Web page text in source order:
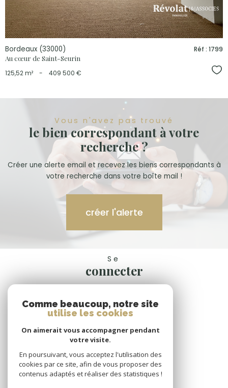
Bordeaux (33000)
Au cœur de Saint-Seurin
Réf : 1799
125,52 m² - 409 500 €
Vous n'avez pas trouvé
le bien correspondant à votre
recherche ?
Créer une alerte email et recevez les biens correspondants à
votre recherche dans votre boîte mail !
créer l'alerte
Se
connecter
Nous
Nous
adhérons
Comme beaucoup, notre site
utilise les cookies
On aimerait vous accompagner pendant
votre visite.
En poursuivant, vous acceptez l'utilisation des
cookies par ce site, afin de vous proposer des
contenus adaptés et réaliser des statistiques !